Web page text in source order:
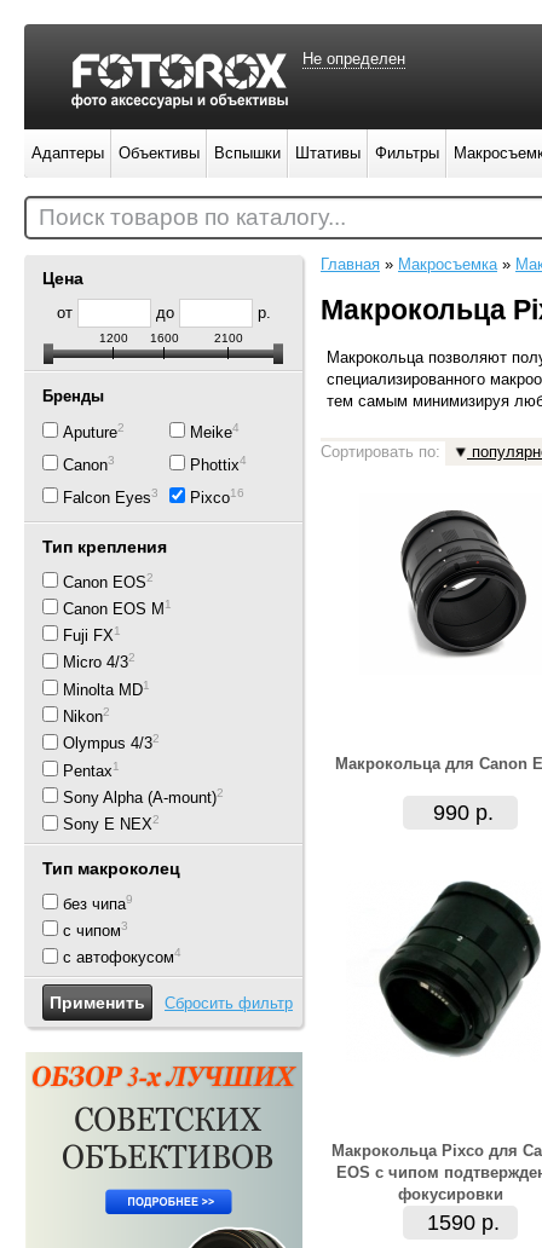
Цена
от до р.
1200 1600 2100
Бренды
Aputure2
Canon3
Falcon Eyes3
Meike4
Phottix4
Pixco16
Тип крепления
Canon EOS2
Canon EOS M 1
Fuji FX1
Micro 4/32
Minolta MD1
Nikon2
Olympus 4/32
Pentax1
Sony Alpha (A-mount)2
Sony E NEX2
Тип макроколец
без чипа9
с чипом3
с автофокусом4
Сбросить фильтр
Главная » Макросъемка»
Макрокольца
Макрокольца позволяют
специализированного
тем самым минимизируя
Сортировать по:
Макрокольца для Canon
990 р.
Макрокольца Pixco для
EOS с чипом
фокусировки
1590 р.
Не определен
Адаптеры Объективы Вспышки Штативы Фильтры
Поиск товаров по каталогу...